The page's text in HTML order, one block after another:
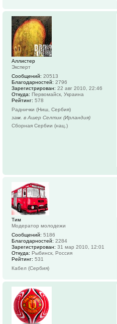
Аллистер
Эксперт
Сообщений: 20513
Благодарностей: 2796
Зарегистрирован: 22 авг 2010, 22:46
Откуда: Первомайск, Украина
Рейтинг: 578
Раднички (Ниш, Сербия)
зам. в Ашер Селтик (Ирландия)
Сборная Сербии (нац.)
Тим
Модератор молодежи
Сообщений: 5186
Благодарностей: 2284
Зарегистрирован: 31 мар 2010, 12:01
Откуда: Рыбинск, Россия
Рейтинг: 531
Кабел (Сербия)